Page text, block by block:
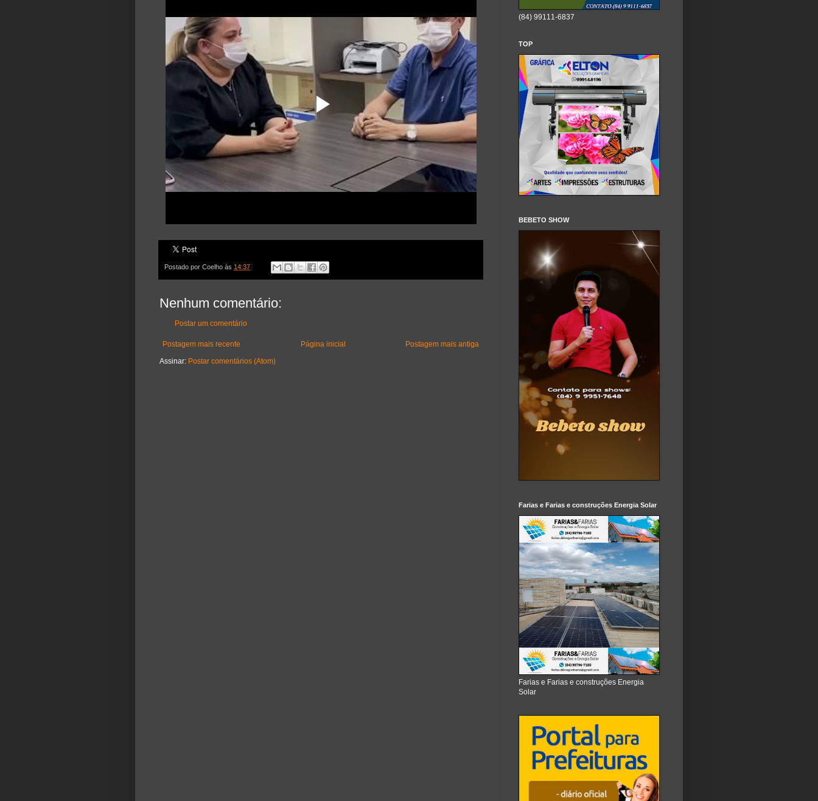
Postado por Coelho às 14:37
Nenhum comentário:
Postar um comentário
Postagem mais recente Postagem mais antiga
Página inicial
Assinar: Postar comentários (Atom)
(84) 99111-6837
TOP
BEBETO SHOW
Farias e Farias e construções Energia Solar
Farias e Farias e construções Energia
Solar